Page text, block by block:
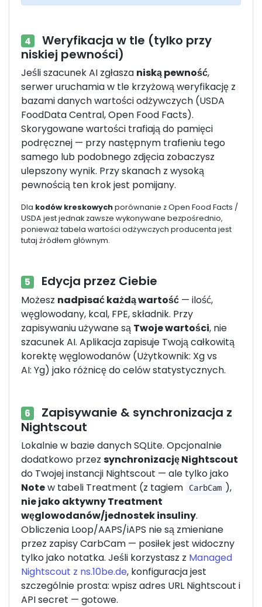
4
Weryfikacja w tle (tylko przy
niskiej pewności)
Jeśli szacunek AI zgłasza niską pewność,
serwer uruchamia w tle krzyżową weryfikację z
bazami danych wartości odżywczych (USDA
FoodData Central, Open Food Facts).
Skorygowane wartości trafiają do pamięci
podręcznej — przy następnym trafieniu tego
samego lub podobnego zdjęcia zobaczysz
ulepszony wynik. Przy skanach z wysoką
pewnością ten krok jest pomijany.
Dla kodów kreskowychporównanie z Open Food Facts /
USDA jest jednak zawsze wykonywane bezpośrednio,
ponieważ tabela wartości odżywczych producenta jest
tutaj źródłem głównym.
5 Edycja przez Ciebie
Możesz nadpisać każdą wartość — ilość,
węglowodany, kcal, FPE, składnik. Przy
zapisywaniu używane są Twoje wartości, nie
szacunek AI. Aplikacja zapisuje Twoją całkowitą
korektę węglowodanów (Użytkownik: Xg vs
AI: Yg) jako różnicę do celów statystycznych.
6
Zapisywanie & synchronizacja z
Nightscout
Lokalnie w bazie danych SQLite. Opcjonalnie
dodatkowo przez synchronizację Nightscout
do Twojej instancji Nightscout — ale tylko jako
Notew tabeli Treatment (z tagiem CarbCam ),
nie jako aktywny Treatment
węglowodanów/jednostek insuliny.
Obliczenia Loop/AAPS/iAPS nie są zmieniane
przez zapisy CarbCam — posiłek jest widoczny
tylko jako notatka. Jeśli korzystasz z Managed
Nightscout z ns.10be.de, konfiguracja jest
szczególnie prosta: wpisz adres URL Nightscout i
API secret — gotowe.